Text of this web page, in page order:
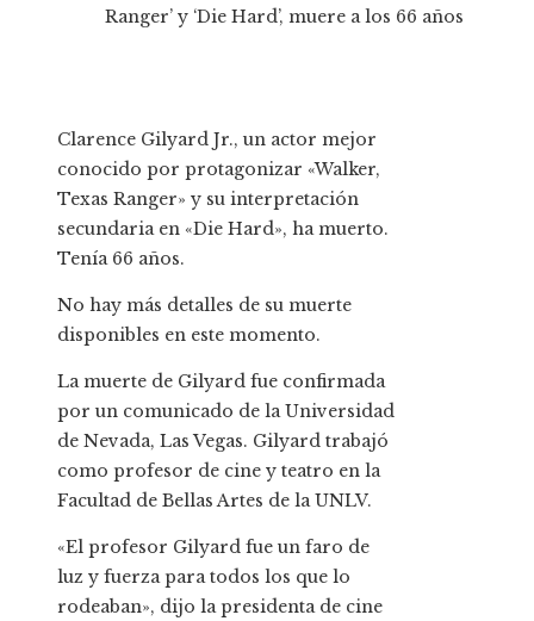
Ranger’ y ‘Die Hard’, muere a los 66 años
Clarence Gilyard Jr., un actor mejor
conocido por protagonizar «Walker,
Texas Ranger» y su interpretación
secundaria en «Die Hard», ha muerto.
Tenía 66 años.
No hay más detalles de su muerte
disponibles en este momento.
La muerte de Gilyard fue confirmada
por un comunicado de la Universidad
de Nevada, Las Vegas. Gilyard trabajó
como profesor de cine y teatro en la
Facultad de Bellas Artes de la UNLV.
«El profesor Gilyard fue un faro de
luz y fuerza para todos los que lo
rodeaban», dijo la presidenta de cine